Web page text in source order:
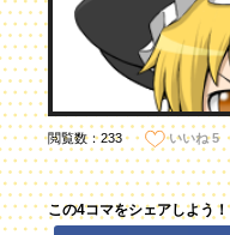
閲覧数：233 いいね 5
この4コマをシェアしよう！